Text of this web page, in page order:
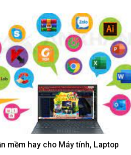
mềm hay cho Máy tính, Laptop